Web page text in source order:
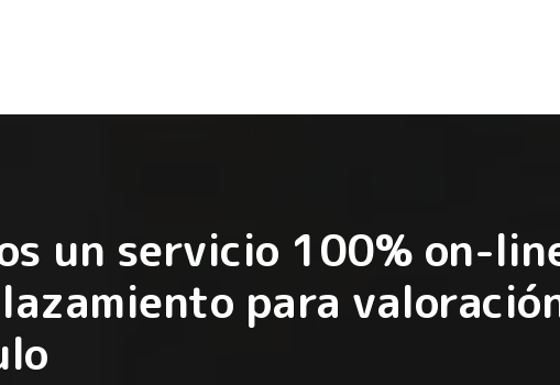
un servicio 100% on-
para